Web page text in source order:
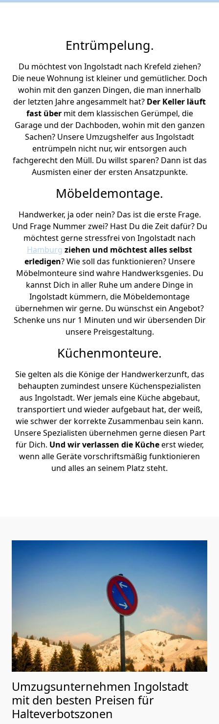
Entrümpelung.
Du möchtest von Ingolstadt nach Krefeld ziehen?
Die neue Wohnung ist kleiner und gemütlicher. Doch
wohin mit den ganzen Dingen, die man innerhalb
der letzten Jahre angesammelt hat? Der Keller läuft
fast übermit dem klassischen Gerümpel, die
Garage und der Dachboden, wohin mit den ganzen
Sachen? Unsere Umzugshelfer aus Ingolstadt
entrümpeln nicht nur, wir entsorgen auch
fachgerecht den Müll. Du willst sparen? Dann ist das
Ausmisten einer der ersten Ansatzpunkte.
Möbeldemontage.
Handwerker, ja oder nein? Das ist die erste Frage.
Und Frage Nummer zwei? Hast Du die Zeit dafür? Du
möchtest gerne stressfrei von Ingolstadt nach
Hamburg ziehen und möchtest alles selbst
erledigen? Wie soll das funktionieren? Unsere
Möbelmonteure sind wahre Handwerksgenies. Du
kannst Dich in aller Ruhe um andere Dinge in
Ingolstadt kümmern, die Möbeldemontage
übernehmen wir gerne. Du wünschst ein Angebot?
Schenke uns nur 1 Minuten und wir übersenden Dir
unsere Preisgestaltung.
Küchenmonteure.
Sie gelten als die Könige der Handwerkerzunft, das
behaupten zumindest unsere Küchenspezialisten
aus Ingolstadt. Wer jemals eine Küche abgebaut,
transportiert und wieder aufgebaut hat, der weiß,
wie schwer der korrekte Zusammenbau sein kann.
Unsere Spezialisten übernehmen gerne diesen Part
für Dich. Und wir verlassen die Kücheerst wieder,
wenn alle Geräte vorschriftsmäßig funktionieren
und alles an seinem Platz steht.
Umzugsunternehmen Ingolstadt
mit den besten Preisen für
Halteverbotszonen